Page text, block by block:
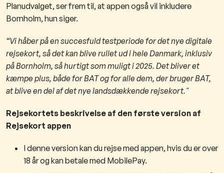
Planudvalget, ser frem til, at appen også vil inkludere
Bornholm, hun siger.
“Vi håber på en succesfuld testperiode for det nye digitale
rejsekort, så det kan blive rullet ud i hele Danmark, inklusiv
på Bornholm, så hurtigt som muligt i 2025. Det bliver et
kæmpe plus, både for BAT og for alle dem, der bruger BAT,
at blive en del af det nye landsdækkende rejsekort."
Rejsekortets beskrivelse af den første version af
Rejsekort appen
I denne version kan du rejse med appen, hvis du er over
18 år og kan betale med MobilePay.